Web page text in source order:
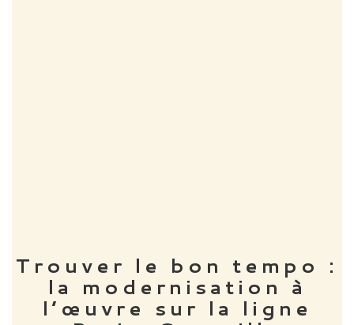
Trouver le bon tempo :
la modernisation à
l’œuvre sur la ligne